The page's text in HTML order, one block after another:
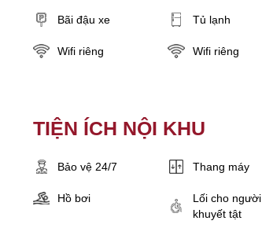
Bãi đậu xe Tủ lạnh
Wifi riêng Wifi riêng
TIỆN ÍCH NỘI KHU
Bảo vệ 24/7 Thang máy
Hồ bơi
Lối cho người
khuyết tật